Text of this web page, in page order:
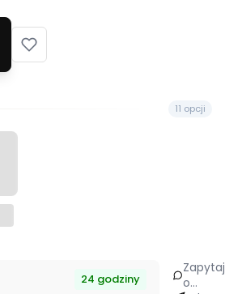
11 opcji
24 godziny
Zapytaj
o